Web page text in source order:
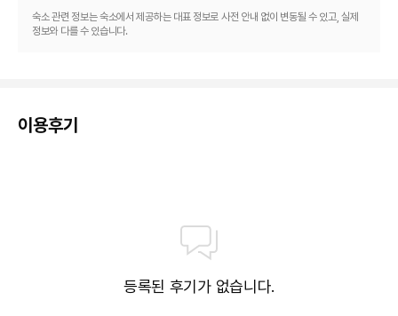
숙소 관련 정보는 숙소에서 제공하는 대표 정보로 사전 안내 없이 변동될 수 있고, 실제
정보와 다를 수 있습니다.
이용후기
등록된 후기가 없습니다.